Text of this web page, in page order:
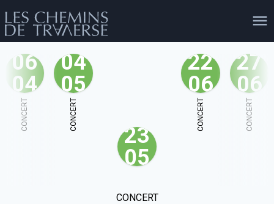
agenda personnes shop
facebook
06
04
CONCERT
04
05
CONCERT
23
05
22
06
CONCERT
27
06
CONCERT
CONCERT